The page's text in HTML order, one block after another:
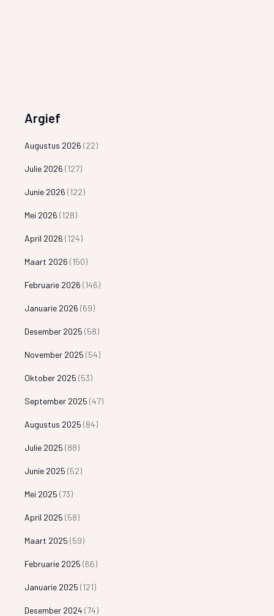
Argief
Augustus 2026 (22)
Julie 2026 (127)
Junie 2026 (122)
Mei 2026 (128)
April 2026 (124)
Maart 2026 (150)
Februarie 2026 (146)
Januarie 2026 (69)
Desember 2025 (58)
November 2025 (54)
Oktober 2025 (53)
September 2025 (47)
Augustus 2025 (84)
Julie 2025 (88)
Junie 2025 (52)
Mei 2025 (73)
April 2025 (58)
Maart 2025 (59)
Februarie 2025 (66)
Januarie 2025 (121)
Desember 2024 (74)